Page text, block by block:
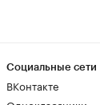
Социальные сети
ВКонтакте